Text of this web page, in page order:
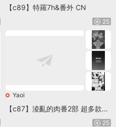
【c89】特羅7h&番外 CN
25
Yaoi
【c87】淩亂的肉番2部 超多款帥
25